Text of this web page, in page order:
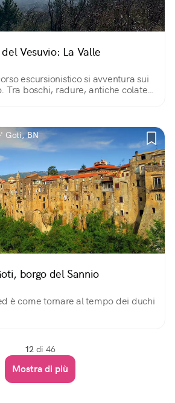
Vesuvio: La Valle
escursionistico si avventura sui
Tra boschi, radure, antiche colate
Goti, BN
borgo del Sannio
è come tornare al tempo dei duchi
12 di 46
Mostra di più